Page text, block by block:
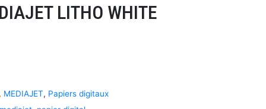
LITHO WHITE
MEDIAJET, Papiers digitaux